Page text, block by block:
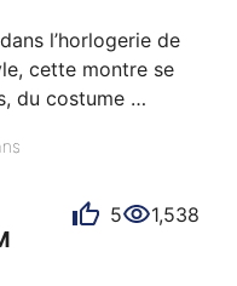
l’horlogerie de
cette montre se
du costume
du Dimanche
tocante de qualité
démesure de prix de
d’autres
5 1,538